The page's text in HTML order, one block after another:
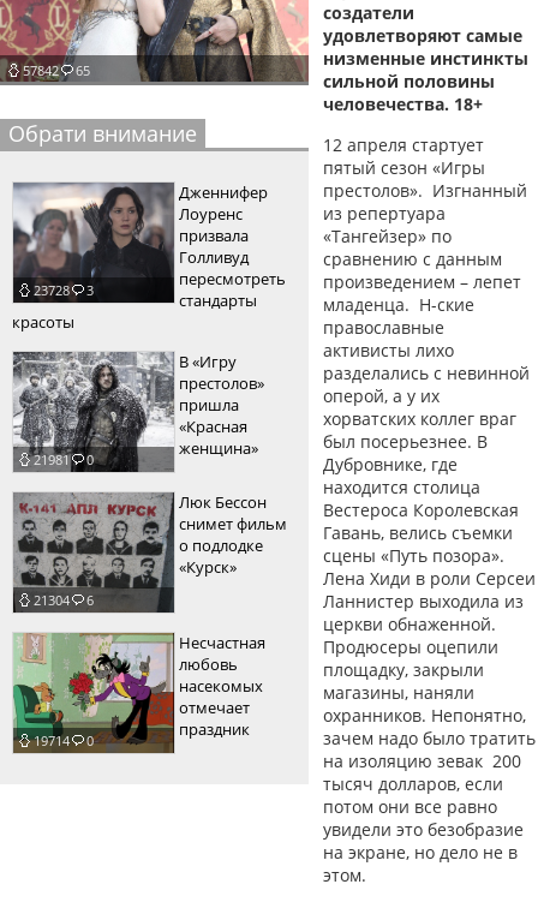
пїЅпїЅпїЅ
пїЅпїЅпїЅпїЅпїЅпїЅпїЅпїЅпїЅпїЅпїЅ
пїЅпїЅпїЅ
пїЅпїЅпїЅпїЅпїЅпїЅпїЅпїЅпїЅ
пїЅпїЅпїЅ пїЅпїЅпїЅпїЅпїЅ
пїЅпїЅпїЅ пїЅпїЅпїЅпїЅпїЅпїЅ
пїЅпїЅпїЅпїЅпїЅ
пїЅпїЅпїЅпїЅпїЅпїЅпїЅпїЅпїЅпїЅ
пїЅпїЅпїЅпїЅпїЅпїЅпїЅпїЅпїЅпїЅ
57842 65
Обрати внимание
23728 3
Дженнифер
Лоуренс
призвала
Голливуд
пересмотреть
стандарты
красоты
21981 0
В «Игру
престолов»
пришла
«Красная
женщина»
21304 6
Люк Бессон
снимет фильм
о подлодке
«Курск»
19714 0
Несчастная
любовь
насекомых
отмечает
праздник
создатели
удовлетворяют самые
низменные инстинкты
сильной половины
человечества. 18+
12 апреля стартует
пятый сезон «Игры
престолов». Изгнанный
из репертуара
«Тангейзер» по
сравнению с данным
произведением – лепет
младенца. Н-ские
православные
активисты лихо
разделались с невинной
оперой, а у их
хорватских коллег враг
был посерьезнее. В
Дубровнике, где
находится столица
Вестероса Королевская
Гавань, велись съемки
сцены «Путь позора».
Лена Хиди в роли Серсеи
Ланнистер выходила из
церкви обнаженной.
Продюсеры оцепили
площадку, закрыли
магазины, наняли
охранников. Непонятно,
зачем надо было тратить
на изоляцию зевак 200
тысяч долларов, если
потом они все равно
увидели это безобразие
на экране, но дело не в
этом.